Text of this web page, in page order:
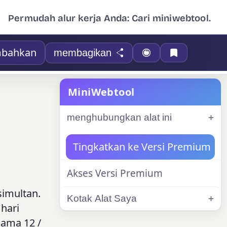
Permudah alur kerja Anda: Cari miniwebtool.
membagikan
12 /
MiniWebtool
menghubungkan alat ini
Tingkatkan ke Versi Premium
Akses Versi Premium
Kotak Alat Saya